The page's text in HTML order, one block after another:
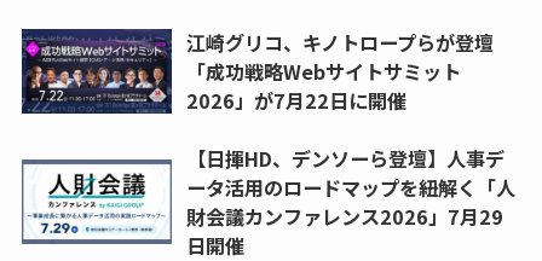
江崎グリコ、キノトロープらが登壇
「成功戦略Webサイトサミット
2026」が7月22日に開催
【日揮HD、デンソーら登壇】人事デ
ータ活用のロードマップを紐解く「人
財会議カンファレンス2026」7月29
日開催